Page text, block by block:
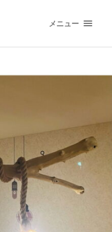
メニュー